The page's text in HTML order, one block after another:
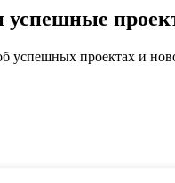
успешные
проектах и